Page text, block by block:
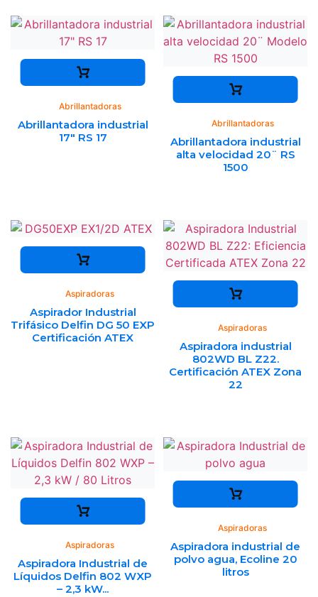
Abrillantadoras
Abrillantadora industrial
17″ RS 17
Abrillantadoras
Abrillantadora industrial
alta velocidad 20¨ RS
1500
Aspiradoras
Aspirador Industrial
Trifásico Delfin DG 50 EXP
Certificación ATEX
Aspiradoras
Aspiradora industrial
802WD BL Z22.
Certificación ATEX Zona
22
Aspiradoras
Aspiradora Industrial de
Líquidos Delfin 802 WXP
– 2,3 kW...
Aspiradoras
Aspiradora industrial de
polvo agua, Ecoline 20
litros